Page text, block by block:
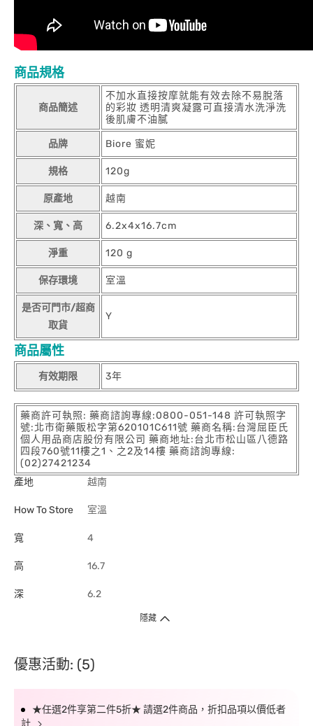
商品規格
商品簡述
不加水直接按摩就能有效去除不易脫落
的彩妝 透明清爽凝露可直接清水洗淨洗
後肌膚不油膩
品牌 Biore 蜜妮
規格 120g
原產地 越南
深、寬、高 6.2x4x16.7cm
淨重 120 g
保存環境 室溫
是否可門市/超商
取貨
Y
商品屬性
有效期限 3年
藥商許可執照: 藥商諮詢專線:0800-051-148 許可執照字
號:北市衛藥販松字第620101C611號 藥商名稱:台灣屈臣氏
個人用品商店股份有限公司 藥商地址:台北市松山區八德路
四段760號11樓之1、之2及14樓 藥商諮詢專線:
(02)27421234
產地
越南
How To Store 室溫
寬 4
高 16.7
深 6.2
隱藏
優惠活動: (5)
★任選2件享第二件5折★ 請選2件商品，折扣品項以價低者
計